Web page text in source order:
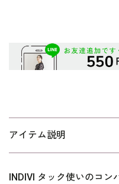
アイテム説明
INDIVI タック使いのコン